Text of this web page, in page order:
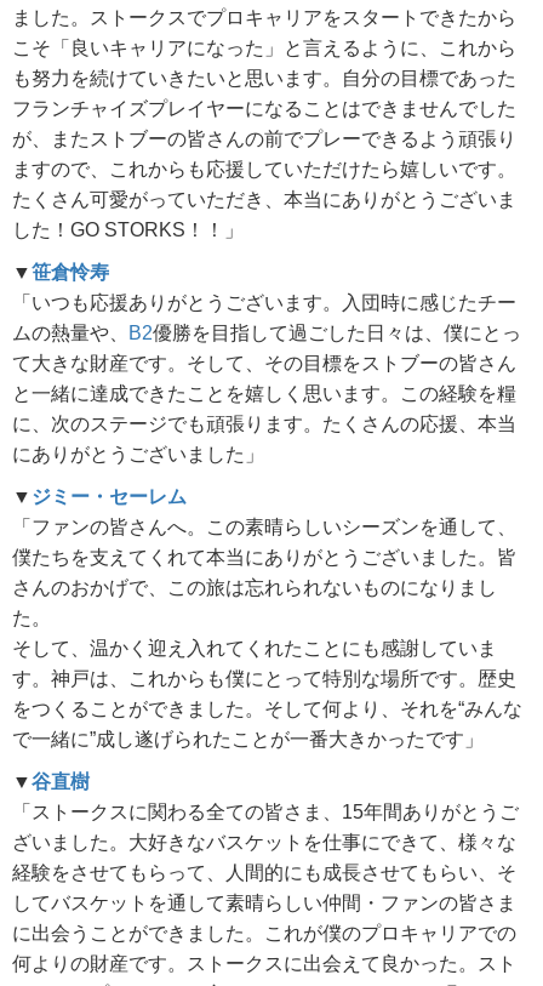
ました。ストークスでプロキャリアをスタートできたから
こそ「良いキャリアになった」と言えるように、これから
も努力を続けていきたいと思います。自分の目標であった
フランチャイズプレイヤーになることはできませんでした
が、またストブーの皆さんの前でプレーできるよう頑張り
ますので、これからも応援していただけたら嬉しいです。
たくさん可愛がっていただき、本当にありがとうございま
した！GO STORKS！！」
▼笹倉怜寿
「いつも応援ありがとうございます。入団時に感じたチー
ムの熱量や、
B2優勝を目指して過ごした日々は、僕にとっ
て大きな財産です。そして、その目標をストブーの皆さん
と一緒に達成できたことを嬉しく思います。この経験を糧
に、次のステージでも頑張ります。たくさんの応援、本当
にありがとうございました」
▼ ジミー・セーレム
「ファンの皆さんへ。この素晴らしいシーズンを通して、
僕たちを支えてくれて本当にありがとうございました。皆
さんのおかげで、この旅は忘れられないものになりまし
た。
そして、温かく迎え入れてくれたことにも感謝していま
す。神戸は、これからも僕にとって特別な場所です。歴史
をつくることができました。そして何より、それを“みんな
で一緒に”成し遂げられたことが一番大きかったです」
▼谷直樹
「ストークスに関わる全ての皆さま、15年間ありがとうご
ざいました。大好きなバスケットを仕事にできて、様々な
経験をさせてもらって、人間的にも成長させてもらい、そ
してバスケットを通して素晴らしい仲間・ファンの皆さま
に出会うことができました。これが僕のプロキャリアでの
何よりの財産です。ストークスに出会えて良かった。スト